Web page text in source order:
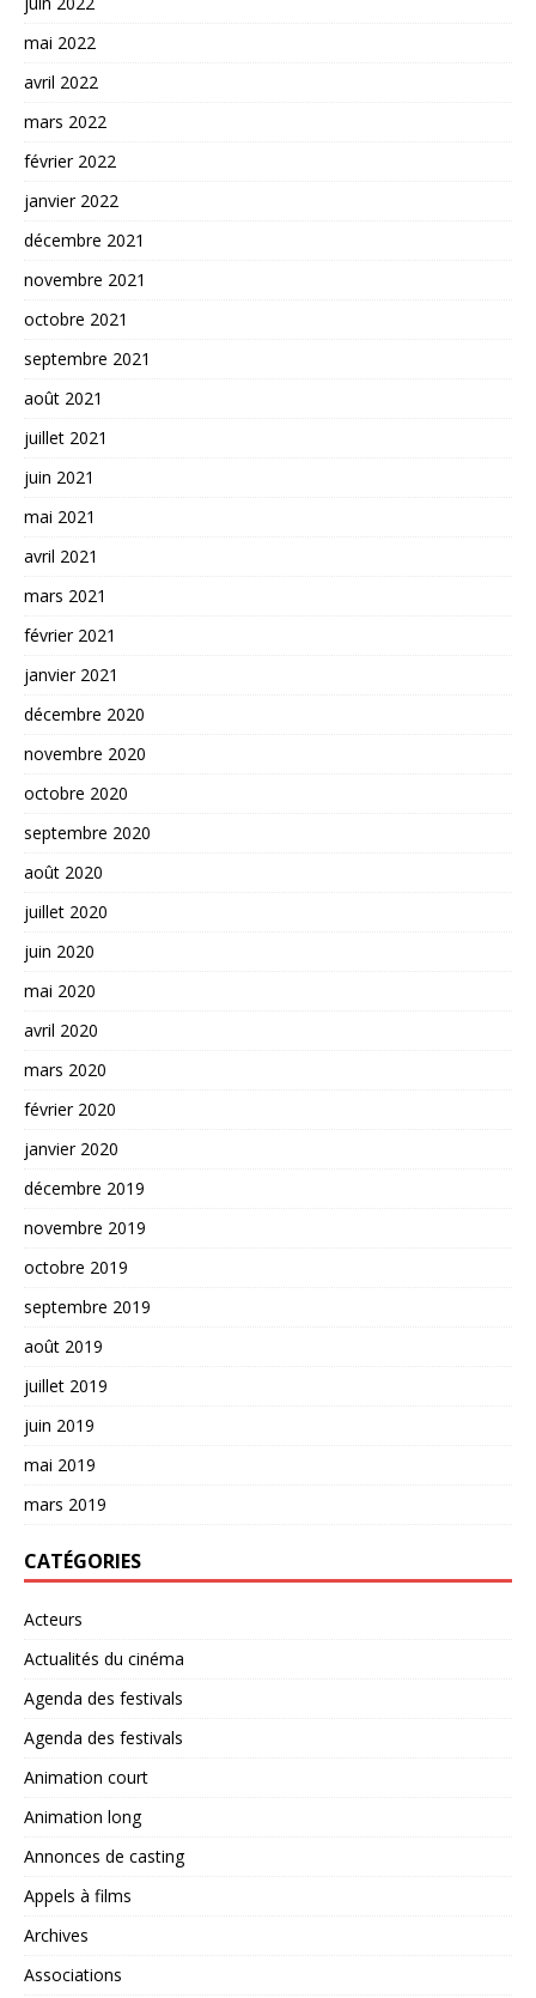
mai 2022
avril 2022
mars 2022
février 2022
janvier 2022
décembre 2021
novembre 2021
octobre 2021
septembre 2021
août 2021
juillet 2021
juin 2021
mai 2021
avril 2021
mars 2021
février 2021
janvier 2021
décembre 2020
novembre 2020
octobre 2020
septembre 2020
août 2020
juillet 2020
juin 2020
mai 2020
avril 2020
mars 2020
février 2020
janvier 2020
décembre 2019
novembre 2019
octobre 2019
septembre 2019
août 2019
juillet 2019
juin 2019
mai 2019
mars 2019
CATÉGORIES
Acteurs
Actualités du cinéma
Agenda des festivals
Agenda des festivals
Animation court
Animation long
Annonces de casting
Appels à films
Archives
Associations